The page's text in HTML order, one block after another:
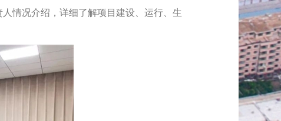
情况介绍，详细了解项目建设、运行、生